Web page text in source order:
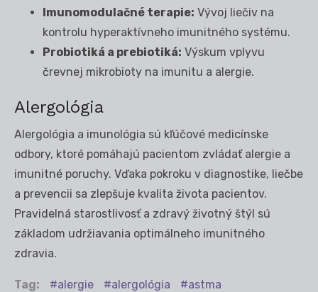
Imunomodulačné terapie: Vývoj liečiv na
kontrolu hyperaktívneho imunitného systému.
Probiotiká a prebiotiká: Výskum vplyvu
črevnej mikrobioty na imunitu a alergie.
Alergológia
Alergológia a imunológia sú kľúčové medicínske
odbory, ktoré pomáhajú pacientom zvládať alergie a
imunitné poruchy. Vďaka pokroku v diagnostike, liečbe
a prevencii sa zlepšuje kvalita života pacientov.
Pravidelná starostlivosť a zdravý životný štýl sú
základom udržiavania optimálneho imunitného
zdravia.
Tag: alergie alergológia
astma